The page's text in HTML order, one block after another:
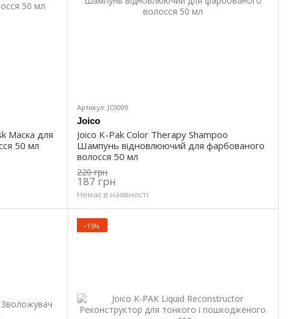
Маска для
50 мл
Артикул: JC0009
Joico
Joico K-Pak Color Therapy Shampoo
Шампунь відновлюючий для фарбованого
волосся 50 мл
220 грн
187 грн
Немає в наявності
−15%